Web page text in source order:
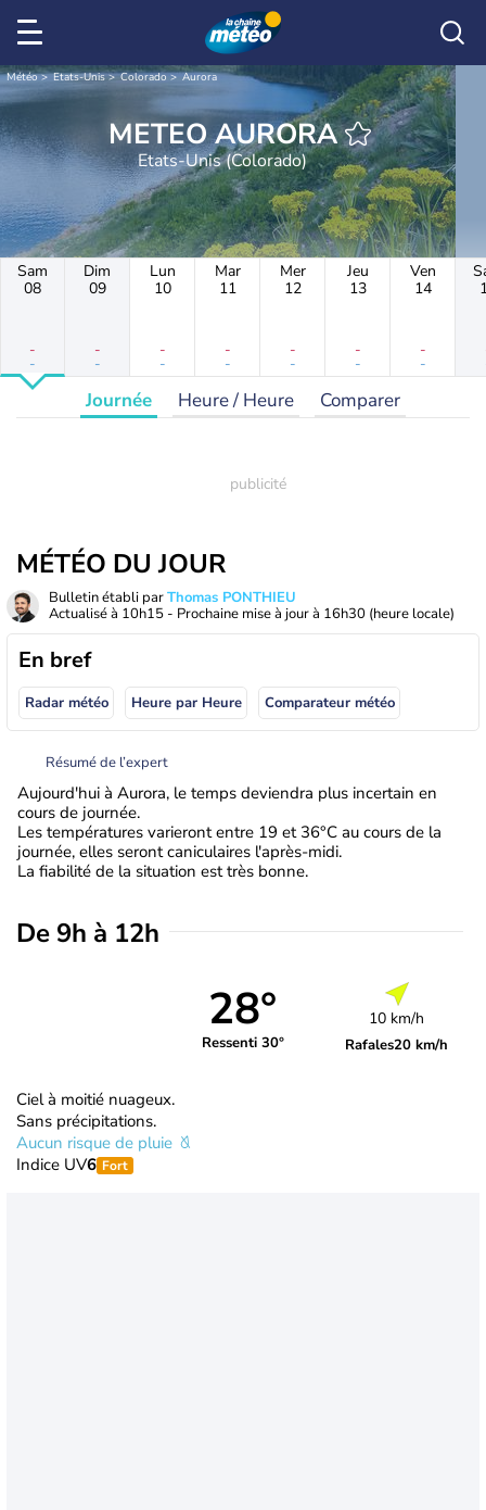
Météo Etats-Unis Colorado Aurora
METEO AURORA
Etats-Unis (Colorado)
Sam
08
-
-
Dim
09
-
-
Lun
10
-
-
Mar
11
-
-
Mer
12
-
-
Jeu
13
-
-
Ven
14
-
-
Journée Heure / Heure Comparer
MÉTÉO DU JOUR
Bulletin établi parThomas PONTHIEU
Actualisé à 10h15 - Prochaine mise à jour à 16h30 (heure locale)
En bref
Radar météo Heure par Heure Comparateur météo
Résumé de l’expert
Aujourd'hui à Aurora, le temps deviendra plus incertain en
cours de journée.
Les températures varieront entre 19 et 36°C au cours de la
journée, elles seront caniculaires l'après-midi.
La fiabilité de la situation est très bonne.
De 9h à 12h
28°
Ressenti 30°
10 km/h
Rafales20 km/h
Ciel à moitié nuageux.
Sans précipitations.
Aucun risque de pluie
Indice UV6 Fort